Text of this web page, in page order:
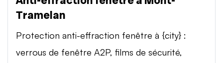
Tramelan
Protection anti-effraction fenêtre à {city} :
verrous de fenêtre A2P, films de sécurité,